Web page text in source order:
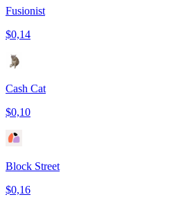
Fusionist
$0,14
Cash Cat
$0,10
Block Street
$0,16